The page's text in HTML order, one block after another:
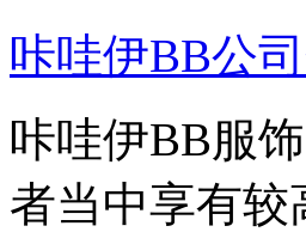
咔哇伊BB公
咔哇伊BB服
者当中享有